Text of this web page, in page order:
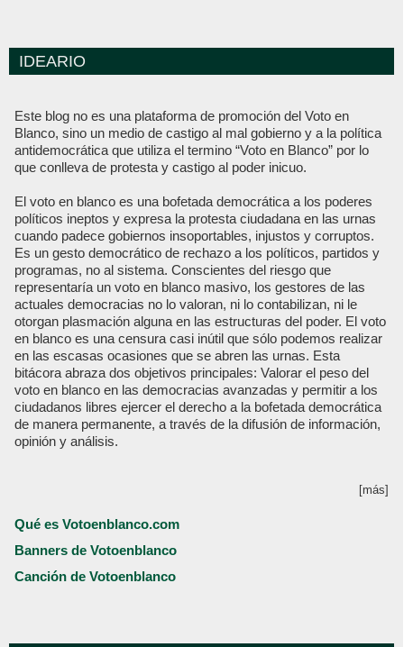
IDEARIO
Este blog no es una plataforma de promoción del Voto en
Blanco, sino un medio de castigo al mal gobierno y a la política
antidemocrática que utiliza el termino “Voto en Blanco” por lo
que conlleva de protesta y castigo al poder inicuo.
El voto en blanco es una bofetada democrática a los poderes
políticos ineptos y expresa la protesta ciudadana en las urnas
cuando padece gobiernos insoportables, injustos y corruptos.
Es un gesto democrático de rechazo a los políticos, partidos y
programas, no al sistema. Conscientes del riesgo que
representaría un voto en blanco masivo, los gestores de las
actuales democracias no lo valoran, ni lo contabilizan, ni le
otorgan plasmación alguna en las estructuras del poder. El voto
en blanco es una censura casi inútil que sólo podemos realizar
en las escasas ocasiones que se abren las urnas. Esta
bitácora abraza dos objetivos principales: Valorar el peso del
voto en blanco en las democracias avanzadas y permitir a los
ciudadanos libres ejercer el derecho a la bofetada democrática
de manera permanente, a través de la difusión de información,
opinión y análisis.
[más]
Qué es Votoenblanco.com
Banners de Votoenblanco
Canción de Votoenblanco